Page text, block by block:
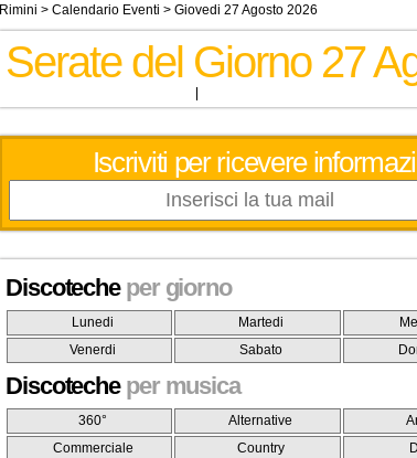
Rimini > Calendario Eventi > Giovedi 27 Agosto 2026
Serate del Giorno 27
Iscriviti per ricevere
Discoteche per giorno
Lunedi Martedi
Venerdi
Sabato
Discoteche per musica
360° Alternative
Commerciale
Country
<